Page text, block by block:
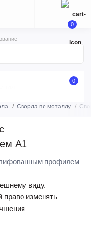
0
0
Сверла по металлу
А1
виду.
право изменять